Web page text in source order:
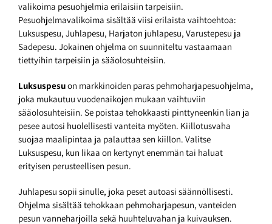
valikoima pesuohjelmia erilaisiin tarpeisiin.
Pesuohjelmavalikoima sisältää viisi erilaista vaihtoehtoa:
Luksuspesu, Juhlapesu, Harjaton juhlapesu, Varustepesu ja
Sadepesu. Jokainen ohjelma on suunniteltu vastaamaan
tiettyihin tarpeisiin ja sääolosuhteisiin.
Luksuspesuon markkinoiden paras pehmoharjapesuohjelma,
joka mukautuu vuodenaikojen mukaan vaihtuviin
sääolosuhteisiin. Se poistaa tehokkaasti pinttyneenkin lian ja
pesee autosi huolellisesti vanteita myöten. Kiillotusvaha
suojaa maalipintaa ja palauttaa sen kiillon. Valitse
Luksuspesu, kun likaa on kertynyt enemmän tai haluat
erityisen perusteellisen pesun.
Juhlapesu sopii sinulle, joka peset autoasi säännöllisesti.
Ohjelma sisältää tehokkaan pehmoharjapesun, vanteiden
pesun vanneharjoilla sekä huuhteluvahan ja kuivauksen.